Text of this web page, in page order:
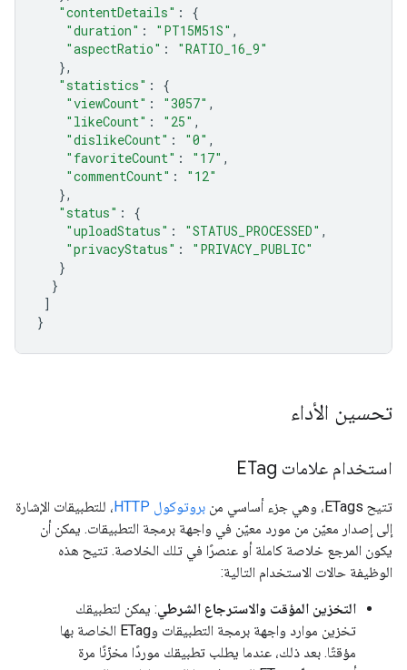
"contentDetails" :
{
"duration" : "PT15M51S" ,
"aspectRatio" :
"RATIO_16_9"
},
"statistics" :
{
"viewCount" : "3057" ,
"likeCount" : "25" ,
"dislikeCount" : "0" ,
"favoriteCount" : "17" ,
"commentCount" :
"12"
},
"status" :
{
"uploadStatus" : "STATUS_PROCESSED" ,
"privacyStatus" :
"PRIVACY_PUBLIC"
}
}
]
}
تحسين الأداء
استخدام علامات ETag
تتيح ETags، وهي جزء أساسي من بروتوكول HTTP
، للتطبيقات الإشارة
إلى إصدار معيّن من مورد معيّن في واجهة برمجة التطبيقات. يمكن أن
يكون المرجع خلاصة كاملة أو عنصرًا في تلك الخلاصة. تتيح هذه
الوظيفة حالات الاستخدام التالية:
التخزين المؤقت والاسترجاع الشرطي: يمكن لتطبيقك
تخزين موارد واجهة برمجة التطبيقات وETag الخاصة بها
مؤقتًا. بعد ذلك، عندما يطلب تطبيقك موردًا مخزّنًا مرة